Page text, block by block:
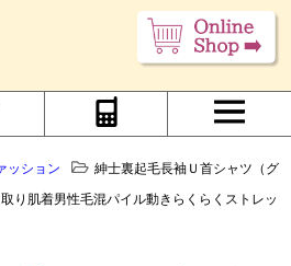
ッション
紳士裏起毛長袖Ｕ首シャツ（グ
り肌着男性毛混パイル動きらくらくストレッ